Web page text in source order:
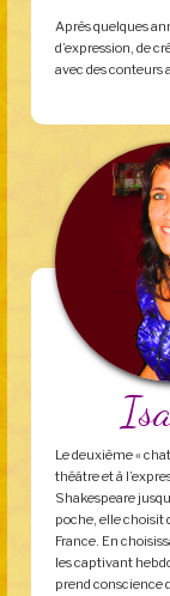
Après quelques
d’expression, de
avec des conteurs
Le deuxième «
théâtre et à
Shakespeare
poche, elle choisit
France. En
les captivant
prend conscience